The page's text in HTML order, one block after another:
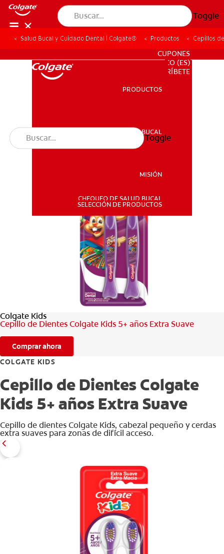
Toggle
SALUD BUCAL
CHEQUEO DE SALUD BUCAL
SELECCIÓN DE PRODUCTOS
PARA PROFESIONALES
PARA PROFESIONALES
CUPONES
CO (ES)
SUSCRÍBETE
PRODUCTOS
SALUD BUCAL
MISIÓN
CHEQUEO DE SALUD BUCAL
SELECCIÓN DE PRODUCTOS
Toggle
Salud Bucal y Cuidado Dental | Colgate® Productos Cepillos
Colgate Kids
Cepillo de Dientes Colgate Kids 5+ años Extra Suave
Comprar ahora
COLGATE KIDS
Cepillo de Dientes Colgate
Kids 5+ años Extra Suave
Cepillo de dientes Colgate Kids, cabezal pequeño y cerdas
extra suaves para zonas de difícil acceso.